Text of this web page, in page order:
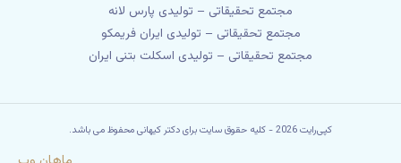
مجتمع تحقیقاتی – تولیدی پارس لانه
مجتمع تحقیقاتی – تولیدی ایران فریمکو
مجتمع تحقیقاتی – تولیدی اسکلت بتنی ایران
کپی‌رایت 2026 - کلیه حقوق سایت برای دکتر کیهانی محفوظ می باشد.